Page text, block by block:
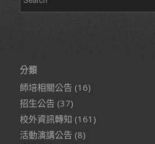
分類
師培相關公告 (16)
招生公告 (37)
校外資訊轉知 (161)
活動演講公告 (8)